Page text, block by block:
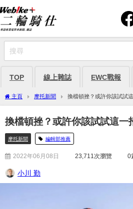
TOP 線上雜誌 EWC戰報
主頁 摩托新聞 換檔頓挫？或許你該試試這
換檔頓挫？或許你該試試這一
摩托新聞 編輯部推薦
2022年06月08日 23,711 次瀏覽 0
小川 勤